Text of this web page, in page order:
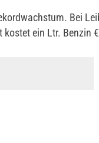
Bei
ein Ltr. Benzin